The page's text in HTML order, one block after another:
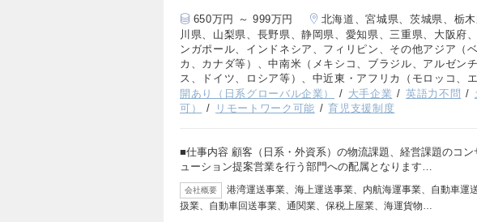
650万円 ～ 999万円
北海道、宮城県、茨城県、栃
川県、山梨県、長野県、静岡県、愛知県、三重県、大阪府
ンガポール、インドネシア、フィリピン、その他アジア（
カ、カナダ等）、中南米（メキシコ、ブラジル、アルゼン
ス、ドイツ、ロシア等）、中近東・アフリカ（モロッコ、
開あり（日系グローバル企業）
大手企業 英語力不問
可）
リモートワーク可能 育児支援制度
■仕事内容 顧客（日系・外資系）の物流課題、経営課題のコン
ューション提案営業を行う部門への配属となります…
会社概要
港湾運送事業、海上運送事業、内航海運事業、自動車運
扱業、自動車回送事業、通関業、保税上屋業、海運貨物…